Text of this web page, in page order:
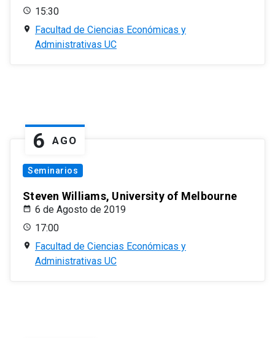
15:30
Facultad de Ciencias Económicas y
Administrativas UC
6 AGO
Seminarios
Steven Williams, University of Melbourne
6 de Agosto de 2019
17:00
Facultad de Ciencias Económicas y
Administrativas UC